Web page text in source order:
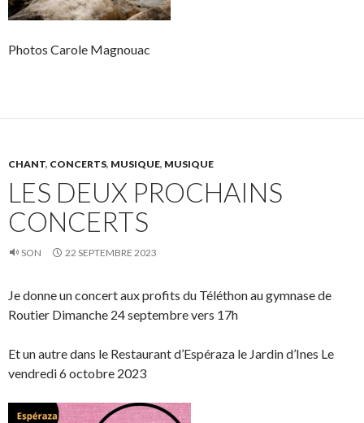
Photos Carole Magnouac
CHANT, CONCERTS, MUSIQUE, MUSIQUE
LES DEUX PROCHAINS
CONCERTS
SON 22 SEPTEMBRE 2023
Je donne un concert aux profits du Téléthon au gymnase de
Routier Dimanche 24 septembre vers 17h
Et un autre dans le Restaurant d’Espéraza le Jardin d’Ines Le
vendredi 6 octobre 2023